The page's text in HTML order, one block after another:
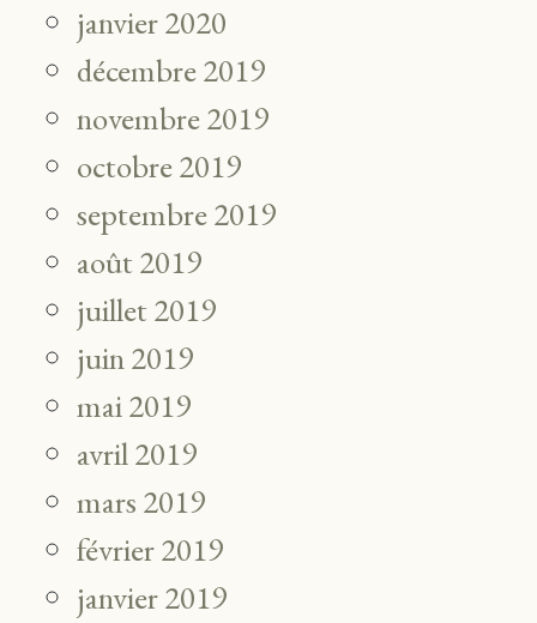
janvier 2020
décembre 2019
novembre 2019
octobre 2019
septembre 2019
août 2019
juillet 2019
juin 2019
mai 2019
avril 2019
mars 2019
février 2019
janvier 2019